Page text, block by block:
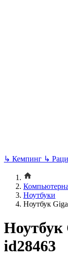
↳ Кемпинг ↳
Ноутбуки
Ноутбук
Ноутбук
id28463